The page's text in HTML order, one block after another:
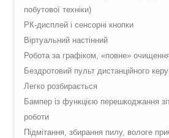
побутової техніки)
РК-дисплей і сенсорні кнопки
Віртуальний настінний
Робота за графіком, «повне»
Бездротовий пульт дистанційного
Легко розбирається
Бампер із функцією перешкоджання
роботи
Підмітання, збирання пилу, вологе